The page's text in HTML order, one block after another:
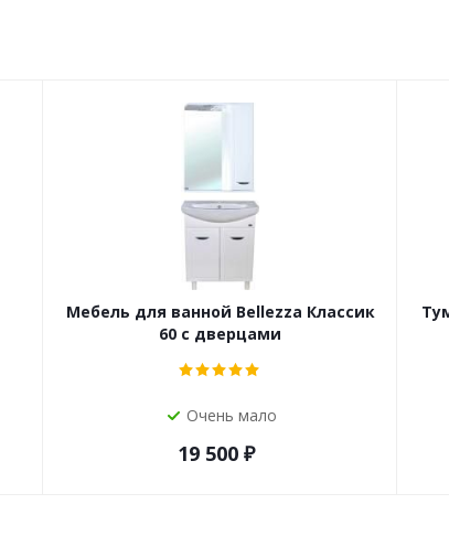
Мебель для ванной Bellezza Классик
60 с дверцами
Очень мало
19 500 ₽